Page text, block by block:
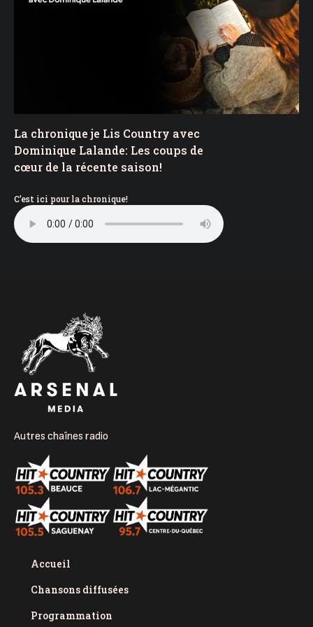
La chronique je Lis Country avec
Dominique Lalande: Les coups de
cœur de la récente saison!
C’est ici pour la chronique!
Autres chaînes radio
Accueil
Chansons diffusées
Programmation